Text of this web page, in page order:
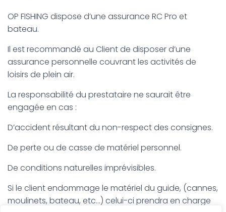
OP FISHING dispose d’une assurance RC Pro et
bateau.
Il est recommandé au Client de disposer d’une
assurance personnelle couvrant les activités de
loisirs de plein air.
La responsabilité du prestataire ne saurait être
engagée en cas :
D’accident résultant du non-respect des consignes.
De perte ou de casse de matériel personnel.
De conditions naturelles imprévisibles.
Si le client endommage le matériel du guide, (cannes,
moulinets, bateau, etc…) celui-ci prendra en charge